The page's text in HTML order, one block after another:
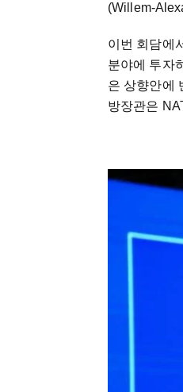
(Willem-
이번 회담에
분야에 투자
은 상향안에
방장관은